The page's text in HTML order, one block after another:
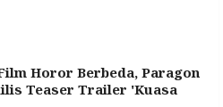
Horor Berbeda, Paragon
Teaser Trailer 'Kuasa